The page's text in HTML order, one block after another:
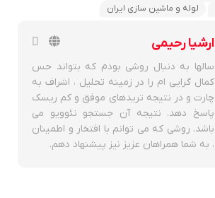
لوله و ماشین سازی ایران
ارشیا رحیمی
سالها به دنبال روشی بودم که بتواند حس
کمال گرایی ام را در زمینه تحلیل ، اشراف به
چارت و در نتیجه تریدهای موفق و کم ریسک
پاسخ دهد. نتیجه آن جستجو نئوویو می
باشد. روشی که می توانم با افتخار و اطمینان
، به شما همراهان عزیز نیز پیشنهاد دهم.